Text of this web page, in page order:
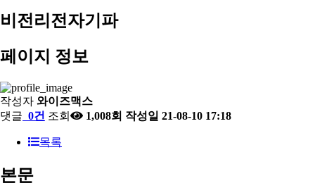
진 탄…
2023-12-15[와이즈맥스 뉴스] 에너지경제연구원, 산업부문 에
2023-12-15 [와이즈맥스 뉴스] LG화학 휴미라 바이오시밀러
'젤렌…
2023-12-14[와이즈맥스 뉴스] 현대위아 올해의 ESG기업 대상
화2023-12-14
202…
2023-12-13[와이즈맥스 뉴스] 네이버·삼성 공동 개발한 AI 반
도…2023-12-13[와이즈맥스 뉴스] 한국바이오협회 아이리스랩과
경 …2023-12-12
추…2023-12-11
비전리전자기파
페이지 정보
작성자 와이즈맥스
댓글 0건 조회 1,008회 작성일 21-08-10 17:18
목록
본문